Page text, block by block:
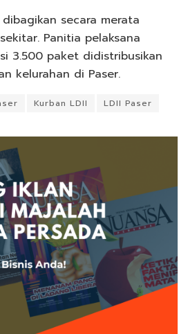
secara merata
Panitia pelaksana
3.500 paket didistribusikan
kelurahan di Paser.
Kurban LDII LDII Paser